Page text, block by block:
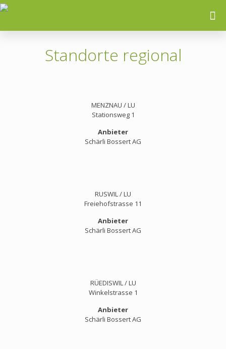
Standorte regional
MENZNAU / LU
Stationsweg 1
Anbieter
Schärli Bossert AG
RUSWIL / LU
Freiehofstrasse 11
Anbieter
Schärli Bossert AG
RÜEDISWIL / LU
Winkelstrasse 1
Anbieter
Schärli Bossert AG